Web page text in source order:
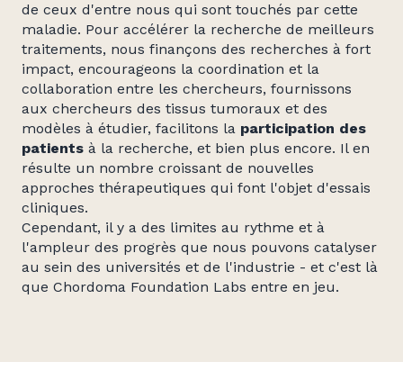
de ceux d'entre nous qui sont touchés par cette
maladie. Pour accélérer la recherche de meilleurs
traitements, nous finançons des recherches à fort
impact, encourageons la coordination et la
collaboration entre les chercheurs, fournissons
aux chercheurs des tissus tumoraux et des
modèles à étudier, facilitons la participation des
patients à la recherche, et bien plus encore. Il en
résulte un nombre croissant de nouvelles
approches thérapeutiques qui font l'objet d'essais
cliniques.
Cependant, il y a des limites au rythme et à
l'ampleur des progrès que nous pouvons catalyser
au sein des universités et de l'industrie - et c'est là
que Chordoma Foundation Labs entre en jeu.